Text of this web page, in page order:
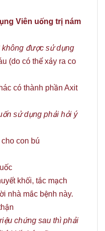
Viên uống trị nám
được sử dụng
(do có thể xảy ra co
có thành phần Axit
sử dụng phải hỏi ý
con bú
khối, tắc mạch
nhà mắc bệnh này.
chứng sau thì phải